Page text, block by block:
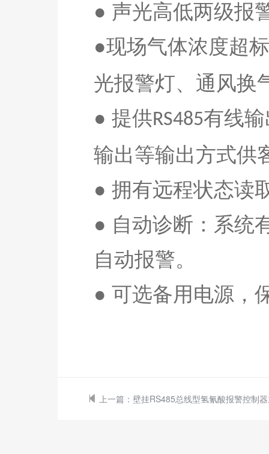
● 声光高低两级报
●现场气体浓度超
光报警灯、通风换
● 提供RS485有线
输出等输出方式供
● 拥有远程状态读
● 自动诊断：系统
自动报警。
● 可选备用电源，
上一篇： 壁挂RS485总线型氢氰酸报警控制